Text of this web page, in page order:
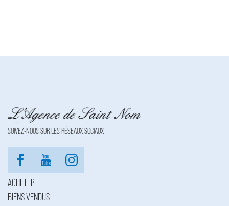
SUIVEZ-NOUS SUR LES RÉSEAUX SOCIAUX
ACHETER
BIENS VENDUS